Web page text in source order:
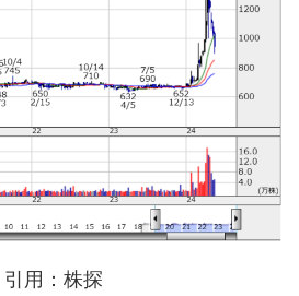
引用：株探